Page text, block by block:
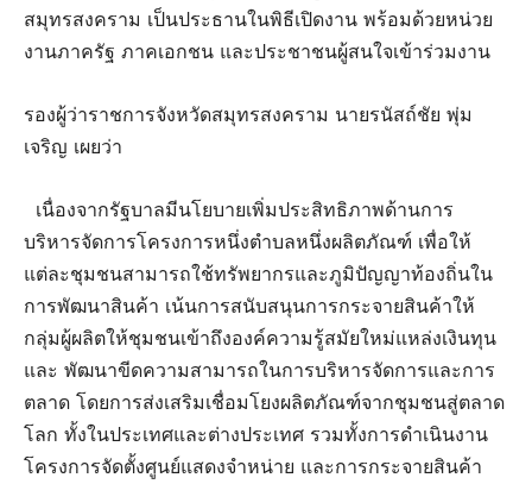
สมุทรสงคราม เป็นประธานในพิธีเปิดงาน พร้อมด้วยหน่วย
งานภาครัฐ ภาคเอกชน และประชาชนผู้สนใจเข้าร่วมงาน
รองผู้ว่าราชการจังหวัดสมุทรสงคราม นายรนัสถ์ชัย พุ่ม
เจริญ เผยว่า
เนื่องจากรัฐบาลมีนโยบายเพิ่มประสิทธิภาพด้านการ
บริหารจัดการโครงการหนึ่งตำบลหนึ่งผลิตภัณฑ์ เพื่อให้
แต่ละชุมชนสามารถใช้ทรัพยากรและภูมิปัญญาท้องถิ่นใน
การพัฒนาสินค้า เน้นการสนับสนุนการกระจายสินค้าให้
กลุ่มผู้ผลิตให้ชุมชนเข้าถึงองค์ความรู้สมัยใหม่แหล่งเงินทุน
และ พัฒนาขีดความสามารถในการบริหารจัดการและการ
ตลาด โดยการส่งเสริมเชื่อมโยงผลิตภัณฑ์จากชุมชนสู่ตลาด
โลก ทั้งในประเทศและต่างประเทศ รวมทั้งการดำเนินงาน
โครงการจัดตั้งศูนย์แสดงจำหน่าย และการกระจายสินค้า